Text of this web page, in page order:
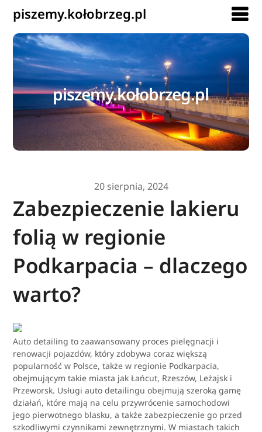
piszemy.kołobrzeg.pl
piszemy.kołobrzeg.pl
20 sierpnia, 2024
Zabezpieczenie lakieru
folią w regionie
Podkarpacia – dlaczego
warto?
Auto detailing to zaawansowany proces pielęgnacji i
renowacji pojazdów, który zdobywa coraz większą
popularność w Polsce, także w regionie Podkarpacia,
obejmującym takie miasta jak Łańcut, Rzeszów, Leżajsk i
Przeworsk. Usługi auto detailingu obejmują szeroką gamę
działań, które mają na celu przywrócenie samochodowi
jego pierwotnego blasku, a także zabezpieczenie go przed
szkodliwymi czynnikami zewnętrznymi. W miastach takich